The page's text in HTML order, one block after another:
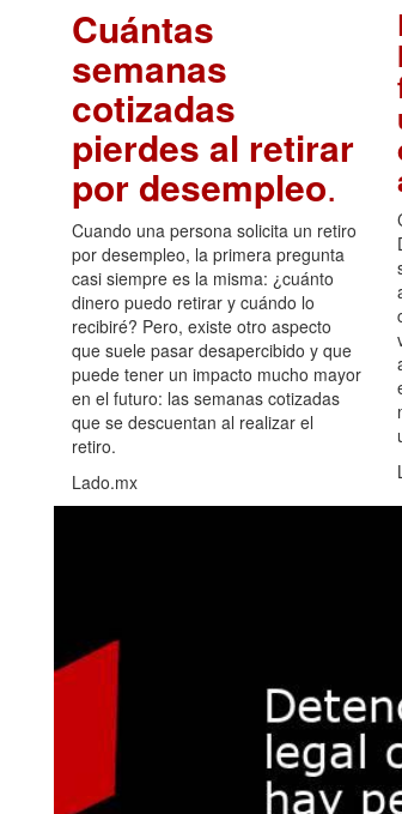
Cuántas
semanas
cotizadas
pierdes al retirar
por desempleo.
Cuando una persona solicita un retiro
por desempleo, la primera pregunta
casi siempre es la misma: ¿cuánto
dinero puedo retirar y cuándo lo
recibiré? Pero, existe otro aspecto
que suele pasar desapercibido y que
puede tener un impacto mucho mayor
en el futuro: las semanas cotizadas
que se descuentan al realizar el
retiro.
Lado.mx